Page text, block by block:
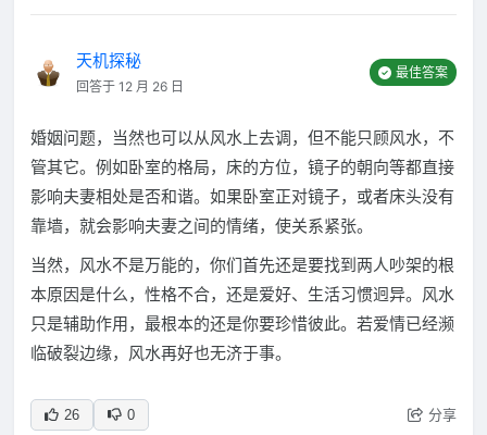
天机探秘
回答于 12 月 26 日
最佳答案
婚姻问题，当然也可以从风水上去调，但不能只顾风水，不
管其它。例如卧室的格局，床的方位，镜子的朝向等都直接
影响夫妻相处是否和谐。如果卧室正对镜子，或者床头没有
靠墙，就会影响夫妻之间的情绪，使关系紧张。
当然，风水不是万能的，你们首先还是要找到两人吵架的根
本原因是什么，性格不合，还是爱好、生活习惯迥异。风水
只是辅助作用，最根本的还是你要珍惜彼此。若爱情已经濒
临破裂边缘，风水再好也无济于事。
26 0 分享